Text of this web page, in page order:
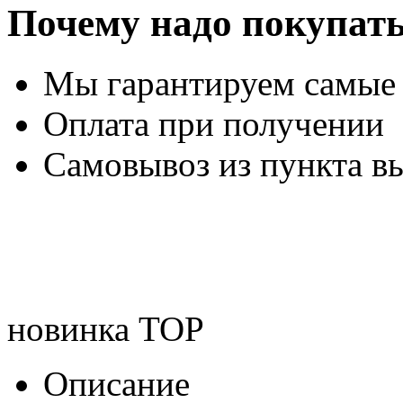
Почему надо
Мы гарантируем
Оплата при получении
Самовывоз из пункта
новинка TOP
Описание